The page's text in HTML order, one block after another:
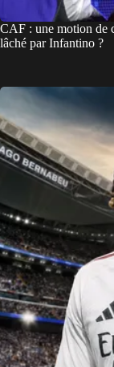
CAF : une motion de
lâché par Infantino ?